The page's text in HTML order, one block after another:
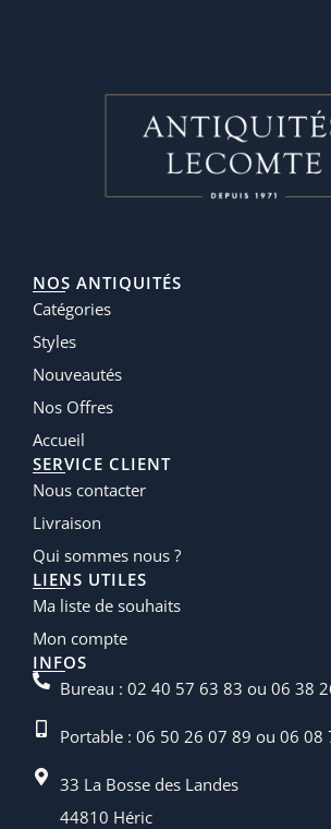
NOS ANTIQUITÉS
Catégories
Styles
Nouveautés
Nos Offres
Accueil
SERVICE CLIENT
Nous contacter
Livraison
Qui sommes nous ?
LIENS UTILES
Ma liste de souhaits
Mon compte
INFOS
Bureau : 02 40 57 63 83 ou 06 38
Portable : 06 50 26 07 89 ou 06 08
33 La Bosse des Landes
44810 Héric